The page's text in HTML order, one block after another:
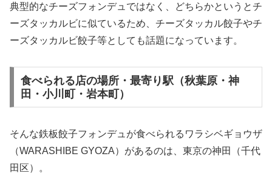
典型的なチーズフォンデュではなく、どちらかというとチ
ーズタッカルビに似ているため、チーズタッカル餃子やチ
ーズタッカルビ餃子等としても話題になっています。
食べられる店の場所・最寄り駅（秋葉原・神
田・小川町・岩本町）
そんな鉄板餃子フォンデュが食べられるワラシベギョウザ
（WARASHIBE GYOZA）があるのは、東京の神田（千代
田区）。